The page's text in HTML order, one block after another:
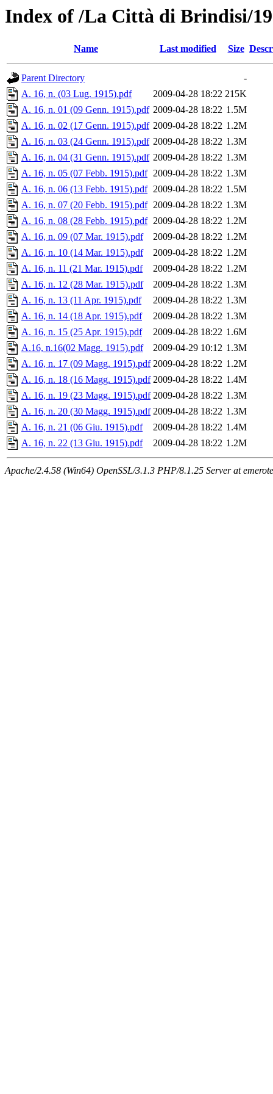
Index of /La Città di Brindisi/
Name Last modified Size
Parent Directory
-
A. 16, n. (03 Lug. 1915).pdf
2009-04-28 18:22 215K
A. 16, n. 01 (09 Genn. 1915).pdf 2009-04-28 18:22 1.5M
A. 16, n. 02 (17 Genn. 1915).pdf 2009-04-28 18:22 1.2M
A. 16, n. 03 (24 Genn. 1915).pdf 2009-04-28 18:22 1.3M
A. 16, n. 04 (31 Genn. 1915).pdf 2009-04-28 18:22 1.3M
A. 16, n. 05 (07 Febb. 1915).pdf 2009-04-28 18:22 1.3M
A. 16, n. 06 (13 Febb. 1915).pdf 2009-04-28 18:22 1.5M
A. 16, n. 07 (20 Febb. 1915).pdf 2009-04-28 18:22 1.3M
A. 16, n. 08 (28 Febb. 1915).pdf 2009-04-28 18:22 1.2M
A. 16, n. 09 (07 Mar. 1915).pdf
2009-04-28 18:22 1.2M
A. 16, n. 10 (14 Mar. 1915).pdf
2009-04-28 18:22 1.2M
A. 16, n. 11 (21 Mar. 1915).pdf
2009-04-28 18:22 1.2M
A. 16, n. 12 (28 Mar. 1915).pdf
2009-04-28 18:22 1.3M
A. 16, n. 13 (11 Apr. 1915).pdf
2009-04-28 18:22 1.3M
A. 16, n. 14 (18 Apr. 1915).pdf
2009-04-28 18:22 1.3M
A. 16, n. 15 (25 Apr. 1915).pdf
2009-04-28 18:22 1.6M
A.16, n.16(02 Magg. 1915).pdf
2009-04-29 10:12 1.3M
A. 16, n. 17 (09 Magg. 1915).pdf 2009-04-28 18:22 1.2M
A. 16, n. 18 (16 Magg. 1915).pdf 2009-04-28 18:22 1.4M
A. 16, n. 19 (23 Magg. 1915).pdf 2009-04-28 18:22 1.3M
A. 16, n. 20 (30 Magg. 1915).pdf 2009-04-28 18:22 1.3M
A. 16, n. 21 (06 Giu. 1915).pdf
2009-04-28 18:22 1.4M
A. 16, n. 22 (13 Giu. 1915).pdf
2009-04-28 18:22 1.2M
Apache/2.4.58 (Win64) OpenSSL/3.1.3 PHP/8.1.25 Server at